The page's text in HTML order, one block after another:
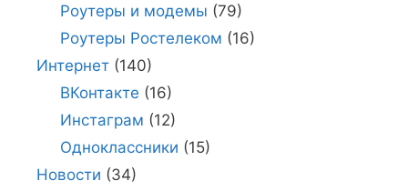
Роутеры и модемы (79)
Роутеры Ростелеком (16)
Интернет (140)
ВКонтакте (16)
Инстаграм (12)
Одноклассники (15)
Новости (34)